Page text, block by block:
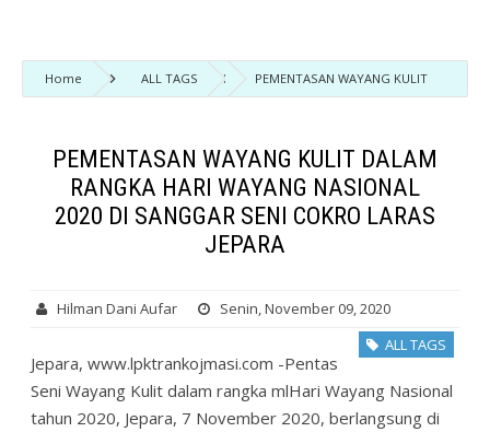
Home ALL TAGS
PEMENTASAN WAYANG KULIT
DALAM RANGKA HARI WAYANG NASIONAL 2020 DI SANGGAR SENI COKRO
PEMENTASAN WAYANG KULIT DALAM
RANGKA HARI WAYANG NASIONAL
2020 DI SANGGAR SENI COKRO LARAS
JEPARA
Hilman Dani Aufar
Senin, November 09, 2020
ALL TAGS
Jepara, www.lpktrankojmasi.com -Pentas
Seni Wayang Kulit dalam rangka mlHari Wayang Nasional
tahun 2020, Jepara, 7 November 2020, berlangsung di